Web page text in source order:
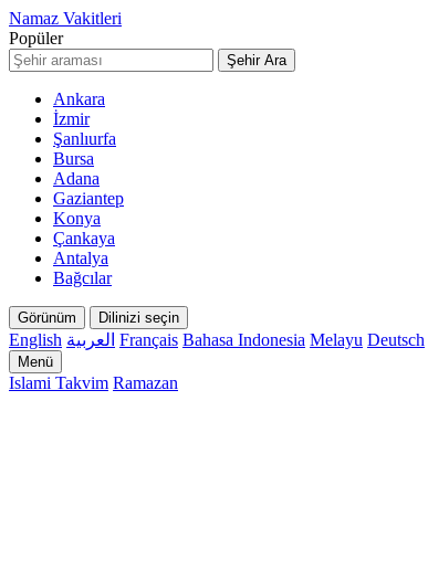
Namaz Vakitleri
Popüler
Şehir Ara
Ankara
İzmir
Şanlıurfa
Bursa
Adana
Gaziantep
Konya
Çankaya
Antalya
Bağcılar
Görünüm Dilinizi seçin
English العربية Français Bahasa Indonesia Melayu Deutsch
Menü
Islami Takvim Ramazan